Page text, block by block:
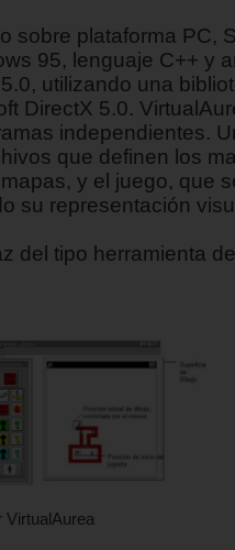
sobre plataforma PC,
95, lenguaje C++ y
utilizando una
DirectX 5.0.
independientes.
que definen los
y el juego, que
su representación
del tipo herramienta
VirtualAurea